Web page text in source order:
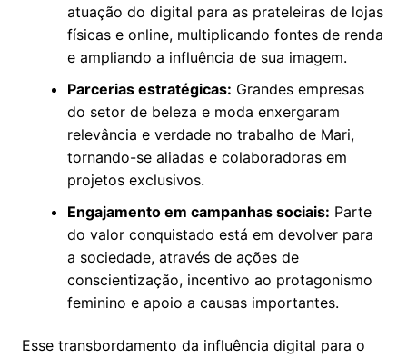
atuação do digital para as prateleiras de lojas
físicas e online, multiplicando fontes de renda
e ampliando a influência de sua imagem.
Parcerias estratégicas: Grandes empresas
do setor de beleza e moda enxergaram
relevância e verdade no trabalho de Mari,
tornando-se aliadas e colaboradoras em
projetos exclusivos.
Engajamento em campanhas sociais: Parte
do valor conquistado está em devolver para
a sociedade, através de ações de
conscientização, incentivo ao protagonismo
feminino e apoio a causas importantes.
Esse transbordamento da influência digital para o